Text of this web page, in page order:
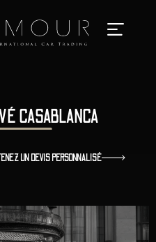
CASABLANCA
UN DEVIS PERSONNALISÉ